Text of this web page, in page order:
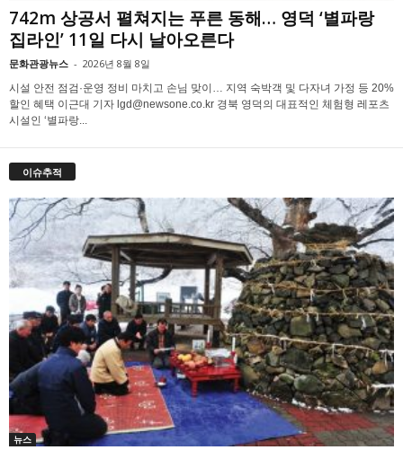
742m 상공서 펼쳐지는 푸른 동해… 영덕 ‘별파랑
집라인’ 11일 다시 날아오른다
문화관광뉴스 - 2026년 8월 8일
시설 안전 점검·운영 정비 마치고 손님 맞이… 지역 숙박객 및 다자녀 가정 등 20%
할인 혜택 이근대 기자 lgd@newsone.co.kr 경북 영덕의 대표적인 체험형 레포츠
시설인 ‘별파랑...
이슈추적
뉴스